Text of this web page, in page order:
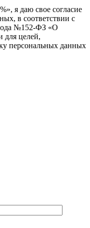
я даю свое согласие
в соответствии с
№152-ФЗ «О
для целей,
персональных данных